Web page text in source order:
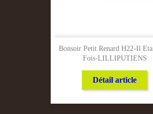
Bonsoir Petit Renard H22-Il
Fois-LILLIPUTIENS
Détail article